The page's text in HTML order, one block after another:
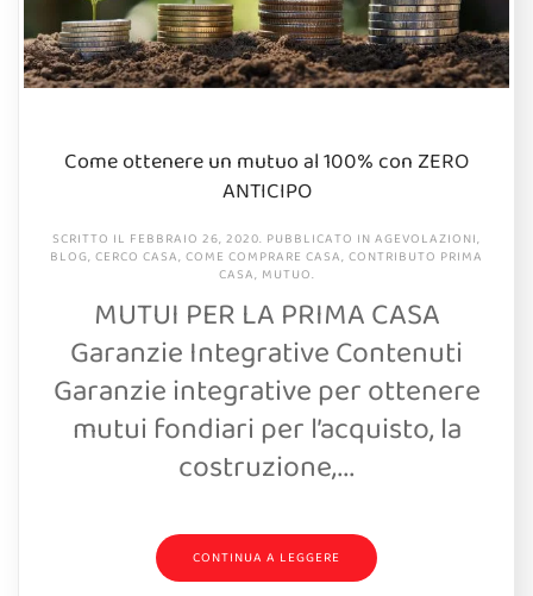
Come ottenere un mutuo al 100% con ZERO
ANTICIPO
SCRITTO IL FEBBRAIO 26, 2020. PUBBLICATO IN AGEVOLAZIONI,
BLOG, CERCO CASA, COME COMPRARE CASA, CONTRIBUTO PRIMA
CASA, MUTUO.
MUTUI PER LA PRIMA CASA
Garanzie Integrative Contenuti
Garanzie integrative per ottenere
mutui fondiari per l’acquisto, la
costruzione,...
CONTINUA A LEGGERE